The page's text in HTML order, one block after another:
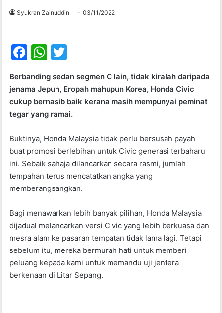
Syukran Zainuddin 03/11/2022
F
c
e
b
o
k
W
at
s
A
p
p
itt
er
Berbanding sedan segmen C lain, tidak kiralah daripada
jenama Jepun, Eropah mahupun Korea, Honda Civic
cukup bernasib baik kerana masih mempunyai peminat
tegar yang ramai.
Buktinya, Honda Malaysia tidak perlu bersusah payah
buat promosi berlebihan untuk Civic generasi terbaharu
ini. Sebaik sahaja dilancarkan secara rasmi, jumlah
tempahan terus mencatatkan angka yang
memberangsangkan.
Bagi menawarkan lebih banyak pilihan, Honda Malaysia
dijadual melancarkan versi Civic yang lebih berkuasa dan
mesra alam ke pasaran tempatan tidak lama lagi. Tetapi
sebelum itu, mereka bermurah hati untuk memberi
peluang kepada kami untuk memandu uji jentera
berkenaan di Litar Sepang.